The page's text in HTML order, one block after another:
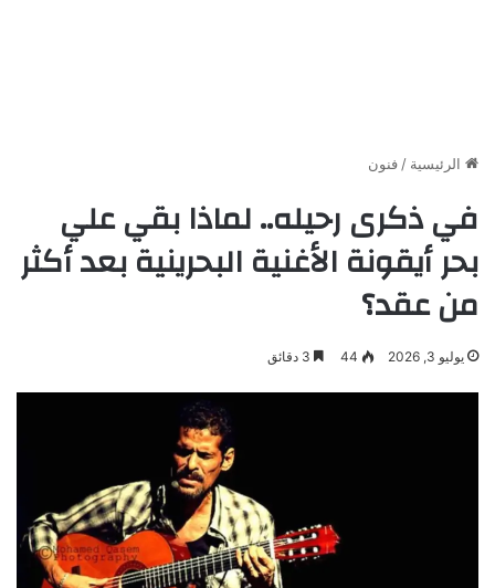
الرئيسية /فنون
في ذكرى رحيله.. لماذا بقي علي
بحر أيقونة الأغنية البحرينية بعد أكثر
من عقد؟
يوليو 3, 2026 44